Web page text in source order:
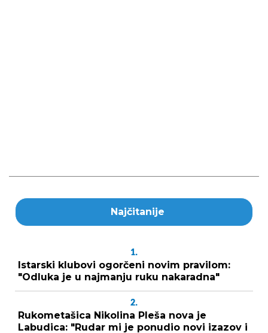
Najčitanije
1.
Istarski klubovi ogorčeni novim pravilom:
"Odluka je u najmanju ruku nakaradna"
2.
Rukometašica Nikolina Pleša nova je
Labudica: "Rudar mi je ponudio novi izazov i